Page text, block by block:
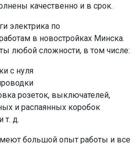
качественно и в срок.
электрика по
в новостройках Минска.
любой сложности, в том числе:
с нуля
розеток, выключателей,
и распаянных коробок
т. д.
большой опыт работы и все